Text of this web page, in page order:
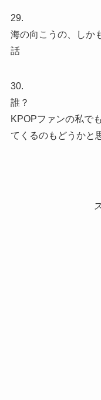
29.
海の向こうの、しか
話
30.
誰？
KPOPファンの私で
てくるのもどうかと